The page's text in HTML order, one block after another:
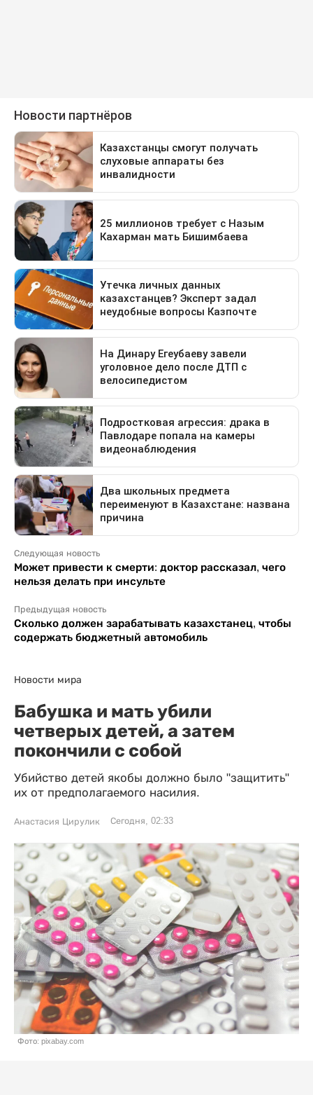
Следующая новость
Может привести к смерти: доктор рассказал, чего
нельзя делать при инсульте
Предыдущая новость
Сколько должен зарабатывать казахстанец, чтобы
содержать бюджетный автомобиль
Новости мира
Бабушка и мать убили
четверых детей, а затем
покончили с собой
Убийство детей якобы должно было "защитить"
их от предполагаемого насилия.
Анастасия Цирулик Сегодня, 02:33
Фото: pixabay.com